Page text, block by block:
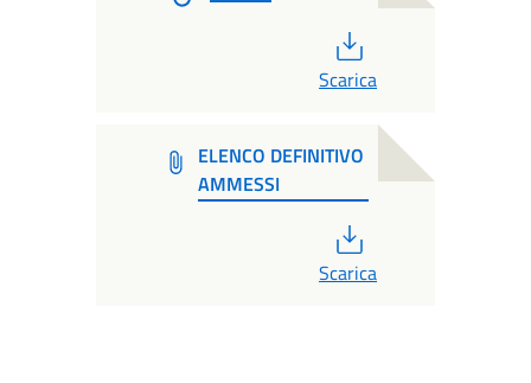
Scarica
ELENCO DEFINITIVO
AMMESSI
Scarica